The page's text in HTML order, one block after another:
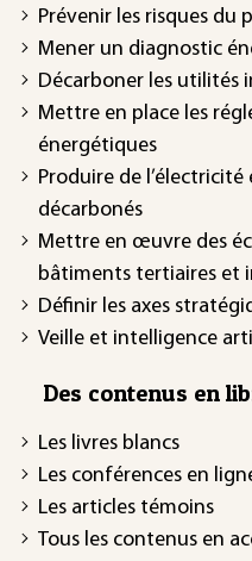
Prévenir les risques du
Mener un diagnostic
Décarboner les utilités
Mettre en place les
énergétiques
Produire de l’électricité
décarbonés
Mettre en œuvre des
bâtiments tertiaires et
Définir les axes
Veille et intelligence
Des contenus en
Les livres blancs
Les conférences en
Les articles témoins
Tous les contenus en